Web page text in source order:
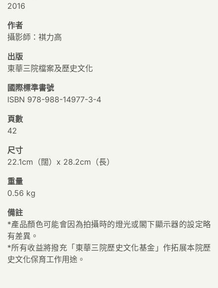
2016
作者
攝影師：褀力高
出版
東華三院檔案及歷史文化
國際標準書號
ISBN 978-988-14977-3-4
頁數
42
尺寸
22.1cm（闊）x 28.2cm（長）
重量
0.56 kg
備註
*產品顏色可能會因為拍攝時的燈光或閣下顯示器的設定略
有差異。
*所有收益將撥充「東華三院歷史文化基金」作拓展本院歷
史文化保育工作用途。